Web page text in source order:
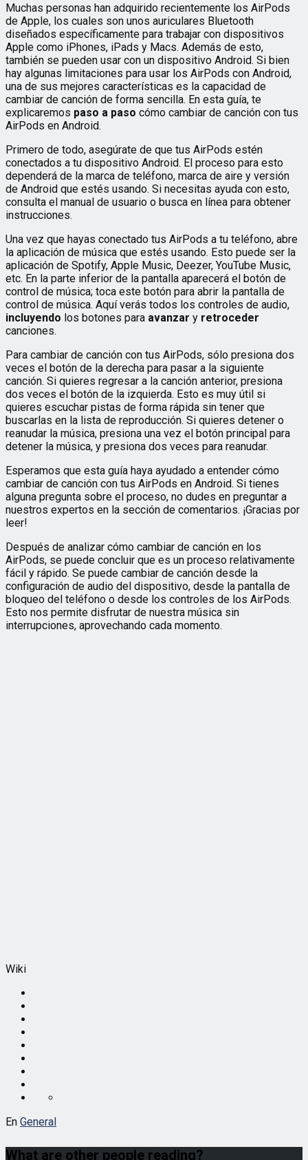
Muchas personas han adquirido recientemente los AirPods
de Apple, los cuales son unos auriculares Bluetooth
diseñados específicamente para trabajar con dispositivos
Apple como iPhones, iPads y Macs. Además de esto,
también se pueden usar con un dispositivo Android. Si bien
hay algunas limitaciones para usar los AirPods con Android,
una de sus mejores características es la capacidad de
cambiar de canción de forma sencilla. En esta guía, te
explicaremos paso a paso cómo cambiar de canción con tus
AirPods en Android.
Primero de todo, asegúrate de que tus AirPods estén
conectados a tu dispositivo Android. El proceso para esto
dependerá de la marca de teléfono, marca de aire y versión
de Android que estés usando. Si necesitas ayuda con esto,
consulta el manual de usuario o busca en línea para obtener
instrucciones.
Una vez que hayas conectado tus AirPods a tu teléfono, abre
la aplicación de música que estés usando. Esto puede ser la
aplicación de Spotify, Apple Music, Deezer, YouTube Music,
etc. En la parte inferior de la pantalla aparecerá el botón de
control de música; toca este botón para abrir la pantalla de
control de música. Aquí verás todos los controles de audio,
incluyendo los botones para avanzar y retroceder
canciones.
Para cambiar de canción con tus AirPods, sólo presiona dos
veces el botón de la derecha para pasar a la siguiente
canción. Si quieres regresar a la canción anterior, presiona
dos veces el botón de la izquierda. Esto es muy útil si
quieres escuchar pistas de forma rápida sin tener que
buscarlas en la lista de reproducción. Si quieres detener o
reanudar la música, presiona una vez el botón principal para
detener la música, y presiona dos veces para reanudar.
Esperamos que esta guía haya ayudado a entender cómo
cambiar de canción con tus AirPods en Android. Si tienes
alguna pregunta sobre el proceso, no dudes en preguntar a
nuestros expertos en la sección de comentarios. ¡Gracias por
leer!
Después de analizar cómo cambiar de canción en los
AirPods, se puede concluir que es un proceso relativamente
fácil y rápido. Se puede cambiar de canción desde la
configuración de audio del dispositivo, desde la pantalla de
bloqueo del teléfono o desde los controles de los AirPods.
Esto nos permite disfrutar de nuestra música sin
interrupciones, aprovechando cada momento.
Wiki
En General
What are other people reading?